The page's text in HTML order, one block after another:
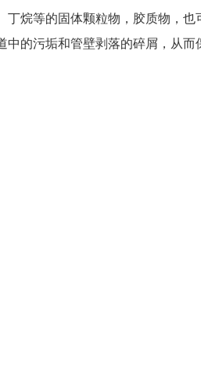
烷等的固体颗粒物，胶质物，
的污垢和管壁剥落的碎屑，从